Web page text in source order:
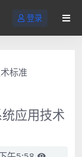
登录
应用技术